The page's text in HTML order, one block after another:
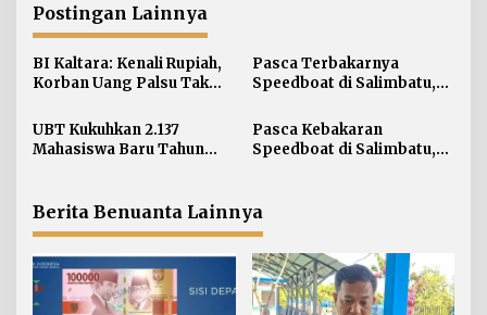
a
s
i
p
o
s
Postingan Lainnya
BI Kaltara: Kenali Rupiah,
Korban Uang Palsu Tak
Pasca Terbakarnya
Speedboat di Salimbatu,
Pengawasan dan Edukasi
Awak Kapal
UBT Kukuhkan 2.137
Mahasiswa Baru Tahun
Pasca Kebakaran
Speedboat di Salimbatu,
Keselamatan
Berita Benuanta Lainnya